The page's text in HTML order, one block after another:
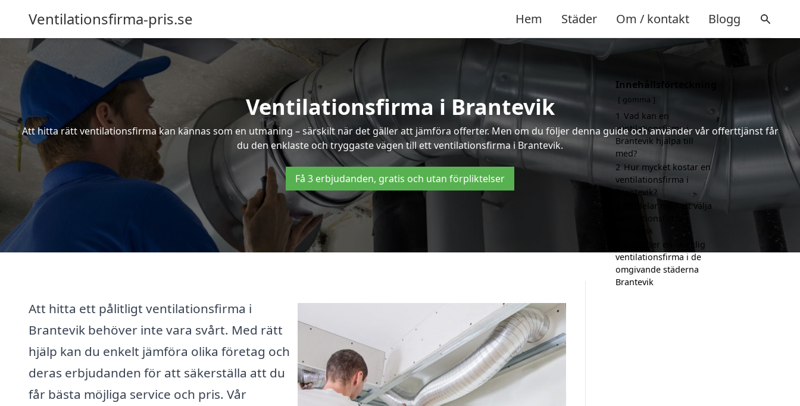
Ventilationsfirma-pris.se Hem Städer Om / kontakt Blogg
Ventilationsfirma i Brantevik
Att hitta rätt ventilationsfirma kan kännas som en utmaning – särskilt när det gäller att jämföra offerter. Men om du följer denna guide och använder vår offerttjänst får
du den enklaste och tryggaste vägen till ett ventilationsfirma i Brantevik.
Få 3 erbjudanden, gratis och utan förpliktelser
Att hitta ett pålitligt ventilationsfirma i
Brantevik behöver inte vara svårt. Med rätt
hjälp kan du enkelt jämföra olika företag och
deras erbjudanden för att säkerställa att du
får bästa möjliga service och pris. Vår
Innehållsförteckning
gömma
1 Vad kan en
ventilationsfirma i
Brantevik hjälpa till
med?
2 Hur mycket kostar en
ventilationsfirma i
Brantevik?
Fördelar med att välja
ventilationsfirma i
Brantevik
Sök efter en skicklig
ventilationsfirma i de
omgivande städerna
Brantevik